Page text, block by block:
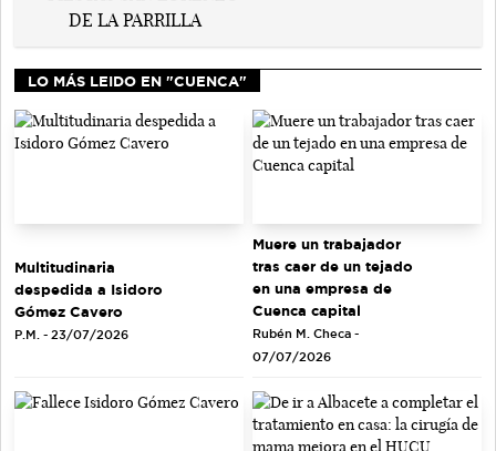
LO MÁS LEIDO EN "CUENCA"
Multitudinaria
despedida a Isidoro
Gómez Cavero
P.M. - 23/07/2026
Muere un trabajador
tras caer de un tejado
en una empresa de
Cuenca capital
Rubén M. Checa -
07/07/2026